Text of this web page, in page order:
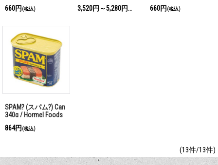
660円 (税込)
3,520円～5,280円
(税込)
660円 (税込)
SPAM? (スパム?) Can
340g / Hormel Foods
864円(税込)
(13件/13件)